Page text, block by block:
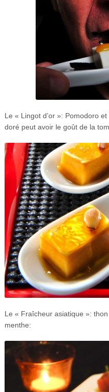
Le « Lingot d’or »: Pomodoro
doré peut avoir le goût de la
Le « Fraîcheur asiatique »:
menthe: